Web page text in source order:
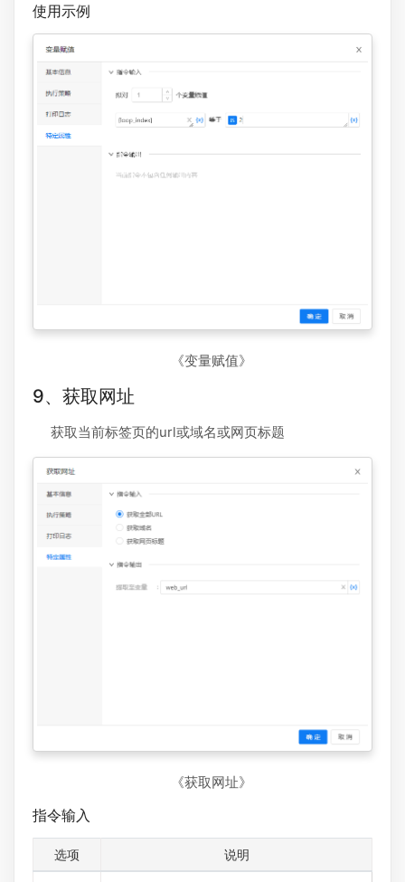
使用示例
《变量赋值》
9、获取网址
获取当前标签页的url或域名或网页标题
《获取网址》
指令输入
选项 说明